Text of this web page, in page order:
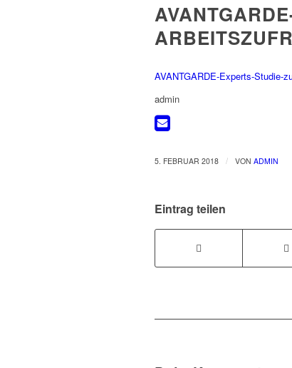
AVANTGARDE-Experts-Studie-
admin
5. FEBRUAR 2018 / VON ADMIN
Eintrag teilen